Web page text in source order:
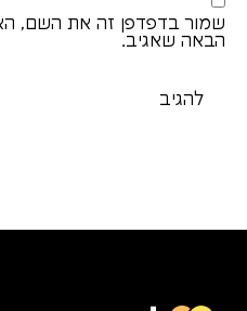
שמור בדפדפן זה את השם,
הבאה שאגיב.